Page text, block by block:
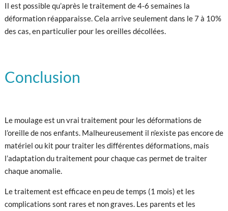
Il est possible qu’après le traitement de 4-6 semaines la
déformation réapparaisse. Cela arrive seulement dans le 7 à 10%
des cas, en particulier pour les oreilles décollées.
Conclusion
Le moulage est un vrai traitement pour les déformations de
l’oreille de nos enfants. Malheureusement il n’existe pas encore de
matériel ou kit pour traiter les différentes déformations, mais
l’adaptation du traitement pour chaque cas permet de traiter
chaque anomalie.
Le traitement est efficace en peu de temps (1 mois) et les
complications sont rares et non graves. Les parents et les